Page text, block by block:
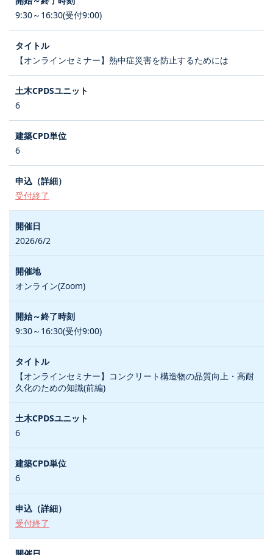
9:30～16:30(受付9:00)
【オンラインセミナー】熱中症災害を防止するためには
6
6
受付終了
2026/6/2
オンライン(Zoom)
9:30～16:30(受付9:00)
【オンラインセミナー】コンクリート構造物の品質向上・高耐
久化のための知識(前編)
6
6
受付終了